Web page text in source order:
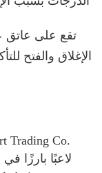
تقع على عاتق
الإغلاق والفتح